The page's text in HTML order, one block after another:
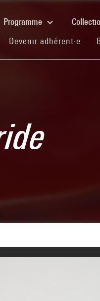
Programme
Devenir adhérent·e